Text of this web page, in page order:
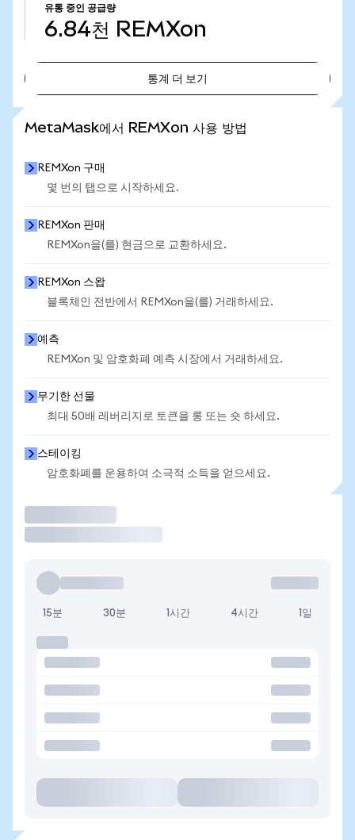
유통 중인 공급량
6.84천 REMXon
통계 더 보기
MetaMask에서 REMXon 사용 방법
REMXon 구매
몇 번의 탭으로 시작하세요.
REMXon 판매
REMXon을(를) 현금으로 교환하세요.
REMXon 스왑
블록체인 전반에서 REMXon을(를) 거래하세요.
예측
REMXon 및 암호화폐 예측 시장에서 거래하세요.
무기한 선물
최대 50배 레버리지로 토큰을 롱 또는 숏 하세요.
스테이킹
암호화폐를 운용하여 소극적 소득을 얻으세요.
15분 30분 1시간 4시간 1일